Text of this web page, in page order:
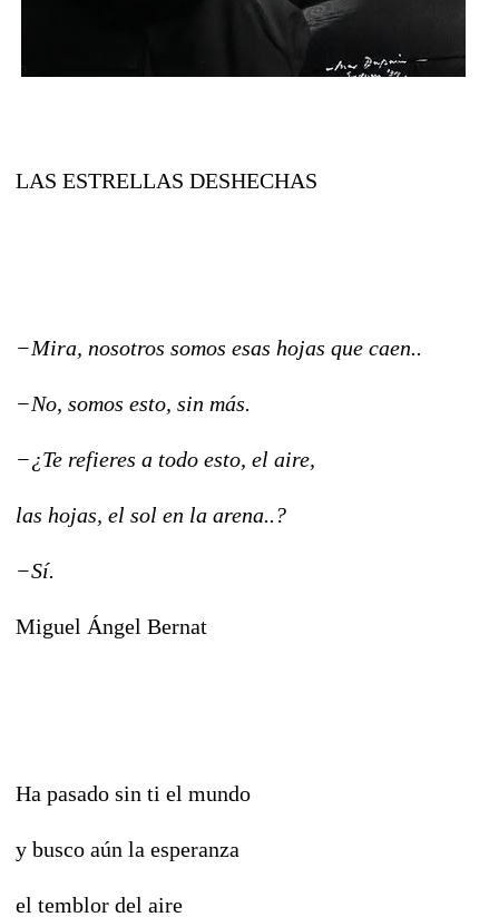
LAS ESTRELLAS DESHECHAS
−Mira, nosotros somos esas hojas que caen..
−No, somos esto, sin más.
−¿Te refieres a todo esto, el aire,
las hojas, el sol en la arena..?
−Sí.
Miguel Ángel Bernat
Ha pasado sin ti el mundo
y busco aún la esperanza
el temblor del aire